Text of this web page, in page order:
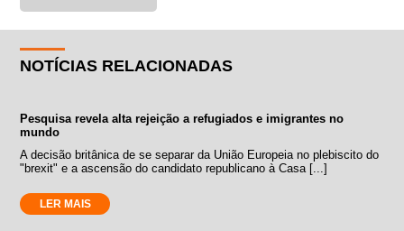
NOTÍCIAS RELACIONADAS
Pesquisa revela alta rejeição a refugiados e imigrantes no
mundo
A decisão britânica de se separar da União Europeia no plebiscito do
"brexit" e a ascensão do candidato republicano à Casa [...]
LER MAIS